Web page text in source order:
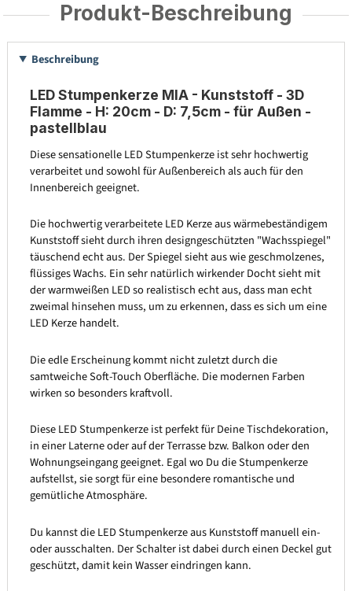
Produkt-Beschreibung
Beschreibung
LED Stumpenkerze MIA - Kunststoff - 3D
Flamme - H: 20cm - D: 7,5cm - für Außen -
pastellblau
Diese sensationelle LED Stumpenkerze ist sehr hochwertig
verarbeitet und sowohl für Außenbereich als auch für den
Innenbereich geeignet.
Die hochwertig verarbeitete LED Kerze aus wärmebeständigem
Kunststoff sieht durch ihren designgeschützten "Wachsspiegel"
täuschend echt aus. Der Spiegel sieht aus wie geschmolzenes,
flüssiges Wachs. Ein sehr natürlich wirkender Docht sieht mit
der warmweißen LED so realistisch echt aus, dass man echt
zweimal hinsehen muss, um zu erkennen, dass es sich um eine
LED Kerze handelt.
Die edle Erscheinung kommt nicht zuletzt durch die
samtweiche Soft-Touch Oberfläche. Die modernen Farben
wirken so besonders kraftvoll.
Diese LED Stumpenkerze ist perfekt für Deine Tischdekoration,
in einer Laterne oder auf der Terrasse bzw. Balkon oder den
Wohnungseingang geeignet. Egal wo Du die Stumpenkerze
aufstellst, sie sorgt für eine besondere romantische und
gemütliche Atmosphäre.
Du kannst die LED Stumpenkerze aus Kunststoff manuell ein-
oder ausschalten. Der Schalter ist dabei durch einen Deckel gut
geschützt, damit kein Wasser eindringen kann.